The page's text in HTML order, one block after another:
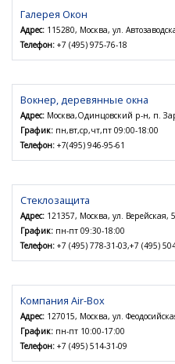
Галерея Окон
Адрес: 115280, Москва, ул.
Телефон: +7 (495) 975-76-18
Вокнер, деревянные окна
Адрес: Москва,Одинцовский р-н, п.
График: пн,вт,ср,чт,пт 09:00-18:00
Телефон: +7(495) 946-95-61
Стеклозащита
Адрес: 121357, Москва, ул. Верейская, 5
График: пн-пт 09:30-18:00
Телефон: +7 (495) 778-31-03,+7 (495)
Компания Air-Box
Адрес: 127015, Москва, ул.
График: пн-пт 10:00-17:00
Телефон: +7 (495) 514-31-09